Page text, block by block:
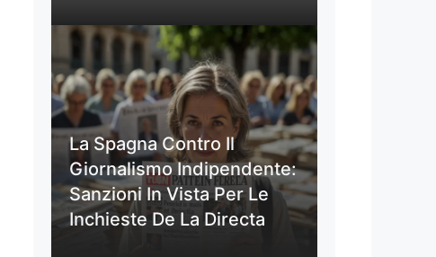
La Spagna Contro Il
Giornalismo Indipendente:
Sanzioni In Vista Per Le
Inchieste De La Directa